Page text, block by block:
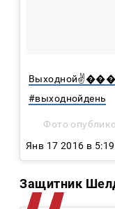
#выходнойдень
Фото
Янв 17 2016 в
Защитник